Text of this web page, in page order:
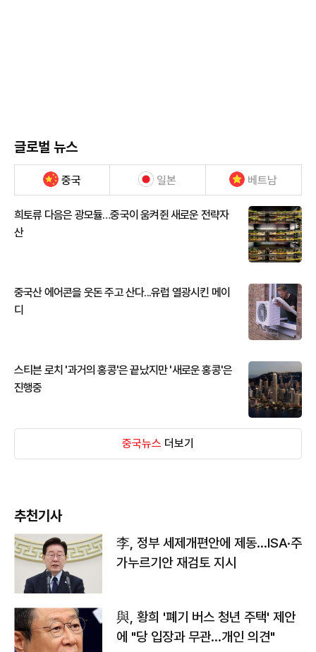
글로벌 뉴스
중국 일본 베트남
희토류 다음은 광모듈…중국이 움켜쥔 새로운 전략자
산
중국산 에어콘을 웃돈 주고 산다...유럽 열광시킨 메이
디
스티븐 로치 '과거의 홍콩'은 끝났지만 '새로운 홍콩'은
진행중
중국뉴스 더보기
추천기사
李, 정부 세제개편안에 제동…ISA·주
가누르기안 재검토 지시
與, 황희 '폐기 버스 청년 주택' 제안
에 "당 입장과 무관…개인 의견"